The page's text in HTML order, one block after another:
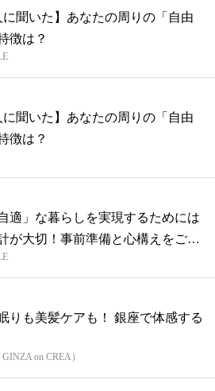
に聞いた】あなたの周りの「自由
徴は？
に聞いた】あなたの周りの「自由
徴は？
適」な暮らしを実現するためには
が大切！事前準備と心構えをご紹
りも美髪ケアも！ 銀座で体感する
GINZA on CREA）